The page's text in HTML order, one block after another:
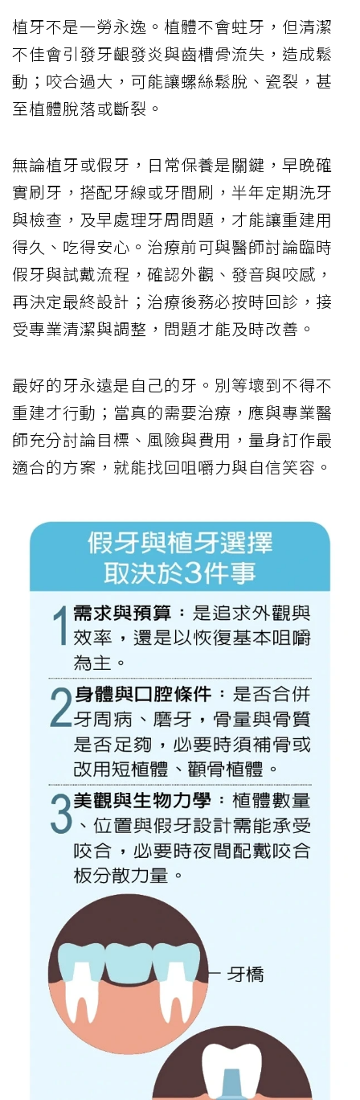
植牙不是一勞永逸。植體不會蛀牙，但清潔
不佳會引發牙齦發炎與齒槽骨流失，造成鬆
動；咬合過大，可能讓螺絲鬆脫、瓷裂，甚
至植體脫落或斷裂。
無論植牙或假牙，日常保養是關鍵，早晚確
實刷牙，搭配牙線或牙間刷，半年定期洗牙
與檢查，及早處理牙周問題，才能讓重建用
得久、吃得安心。治療前可與醫師討論臨時
假牙與試戴流程，確認外觀、發音與咬感，
再決定最終設計；治療後務必按時回診，接
受專業清潔與調整，問題才能及時改善。
最好的牙永遠是自己的牙。別等壞到不得不
重建才行動；當真的需要治療，應與專業醫
師充分討論目標、風險與費用，量身訂作最
適合的方案，就能找回咀嚼力與自信笑容。